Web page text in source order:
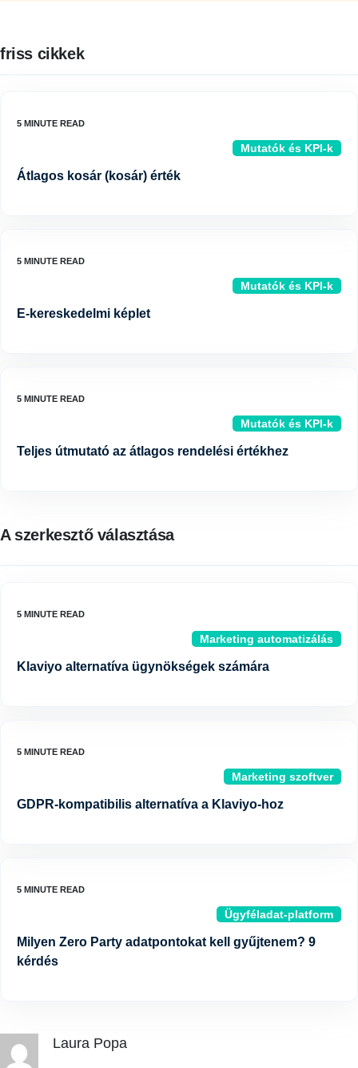
friss cikkek
Mutatók és KPI-k
Átlagos kosár (kosár) érték
Mutatók és KPI-k
E-kereskedelmi képlet
Mutatók és KPI-k
Teljes útmutató az átlagos rendelési értékhez
A szerkesztő választása
Marketing automatizálás
Klaviyo alternatíva ügynökségek számára
Marketing szoftver
GDPR-kompatibilis alternatíva a Klaviyo-hoz
Ügyféladat-platform
Milyen Zero Party adatpontokat kell gyűjtenem? 9
kérdés
Laura Popa